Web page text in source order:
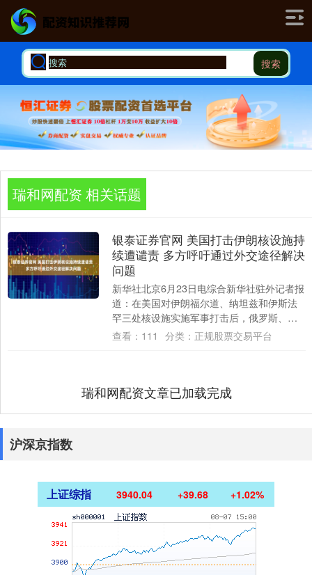
搜索
瑞和网配资 相关话题
银泰证券官网 美国打击伊朗核设施持
续遭谴责 多方呼吁通过外交途径解决
问题
新华社北京6月23日电综合新华社驻外记者报
道：在美国对伊朗福尔道、纳坦兹和伊斯法
罕三处核设施实施军事打击后，俄罗斯、朝
鲜、伊拉克、突尼斯等国强烈谴责美国这一
查看： 111 分类： 正规股票交易平台
瑞和网配资文章已加载完成
沪深京指数
上证综指 3940.04 +39.68 +1.02%